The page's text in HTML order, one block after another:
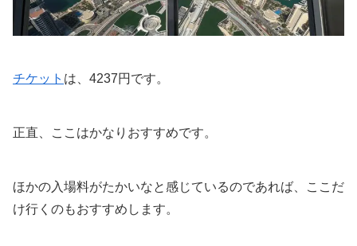
チケット は、4237円です。
正直、ここはかなりおすすめです。
ほかの入場料がたかいなと感じているのであれば、ここだ
け行くのもおすすめします。